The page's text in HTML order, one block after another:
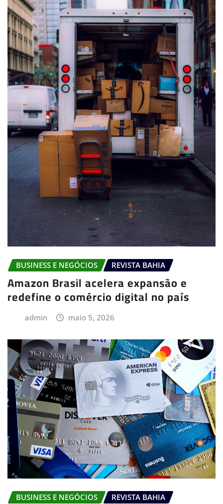
BUSINESS E NEGÓCIOS REVISTA BAHIA
Amazon Brasil acelera expansão e
redefine o comércio digital no país
admin maio 5, 2026
BUSINESS E NEGÓCIOS REVISTA BAHIA